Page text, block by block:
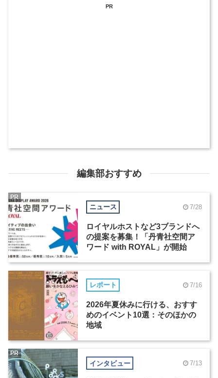
PR
編集部おすすめ
ニュース 7/28
ロイヤルホストなど3ブランドへ
の提案を募集！「丹青社空間ア
ワード with ROYAL」が開始
PR
レポート 7/16
2026年夏休みに行ける、おすす
めのイベント10選：そのほかの
地域
インタビュー 7/13
PR